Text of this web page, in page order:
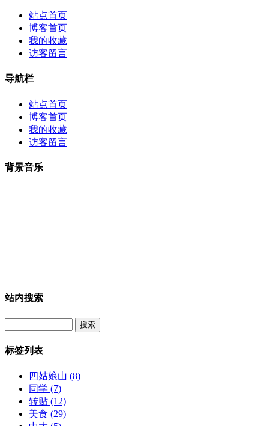
站点首页
博客首页
我的收藏
访客留言
导航栏
站点首页
博客首页
我的收藏
访客留言
背景音乐
站内搜索
标签列表
四姑娘山 (8)
同学 (7)
转贴 (12)
美食 (29)